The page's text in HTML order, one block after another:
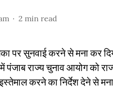
2 min read
पर सुनवाई करने से मना कर
राज्य चुनाव आयोग को
करने का निर्देश देने से